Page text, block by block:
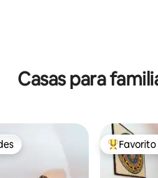
Casas para
De los